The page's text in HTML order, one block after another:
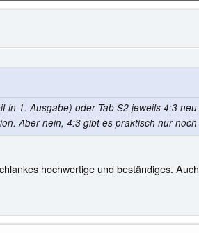
1. Ausgabe) oder Tab S2 jeweils 4:3
Aber nein, 4:3 gibt es praktisch nur
hochwertige und beständiges.